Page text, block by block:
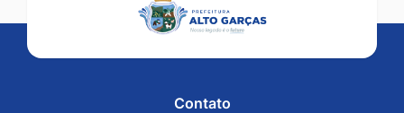
Contato